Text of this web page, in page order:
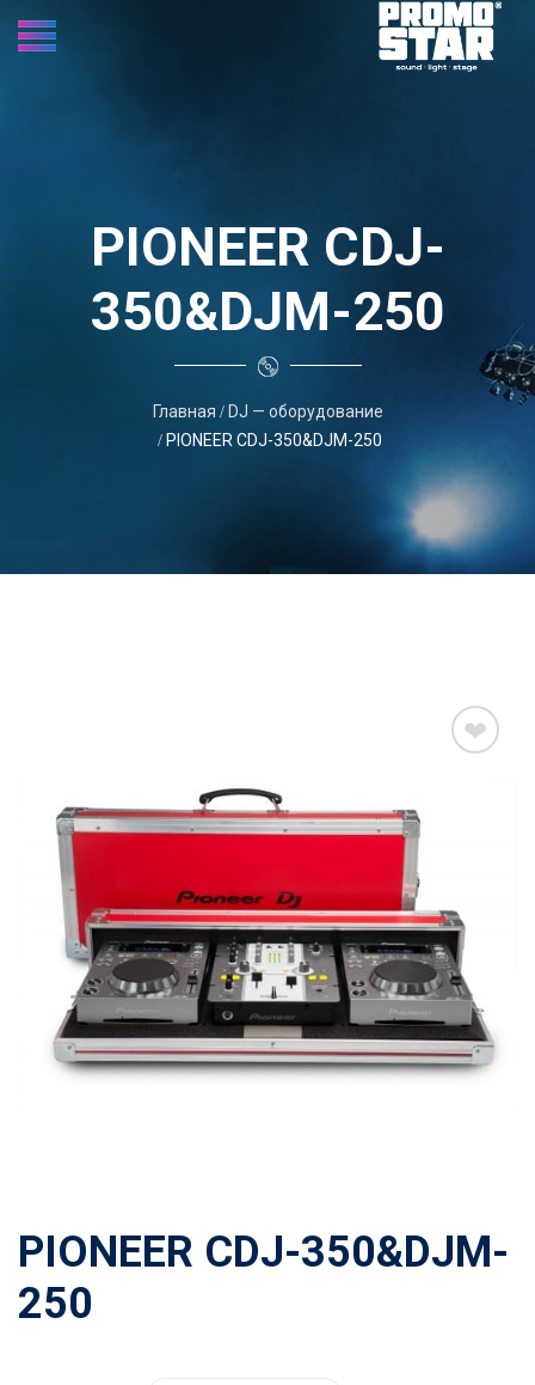
PIONEER CDJ-
350&DJM-250
Главная
DJ — оборудование
PIONEER CDJ-350&DJM-250
PIONEER CDJ-350&DJM-
250